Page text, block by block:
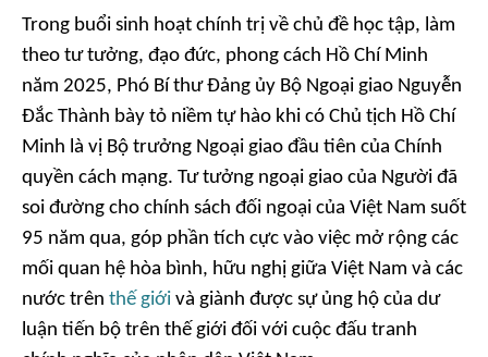
Trong buổi sinh hoạt chính trị về chủ đề học tập, làm
theo tư tưởng, đạo đức, phong cách Hồ Chí Minh
năm 2025, Phó Bí thư Đảng ủy Bộ Ngoại giao Nguyễn
Đắc Thành bày tỏ niềm tự hào khi có Chủ tịch Hồ Chí
Minh là vị Bộ trưởng Ngoại giao đầu tiên của Chính
quyền cách mạng. Tư tưởng ngoại giao của Người đã
soi đường cho chính sách đối ngoại của Việt Nam suốt
95 năm qua, góp phần tích cực vào việc mở rộng các
mối quan hệ hòa bình, hữu nghị giữa Việt Nam và các
nước trên thế giới và giành được sự ủng hộ của dư
luận tiến bộ trên thế giới đối với cuộc đấu tranh